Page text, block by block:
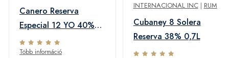
Canero Reserva
Especial 12 YO 40%
0,7L
Több információ
INTERNACIONAL INC| RUM
Cubaney 8 Solera
Reserva 38% 0,7L